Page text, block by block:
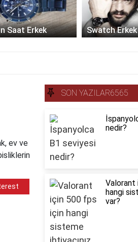
Saat Erkek Swatch
ev ve
SON YAZILAR6565
nedir?
Valorant
hangi
var?